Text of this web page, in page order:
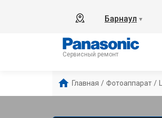
Барнаул ▼
Сервисный ремонт
Главная / Фотоаппарат /